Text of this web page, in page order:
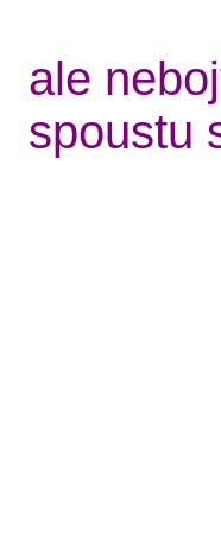
ale
spoustu